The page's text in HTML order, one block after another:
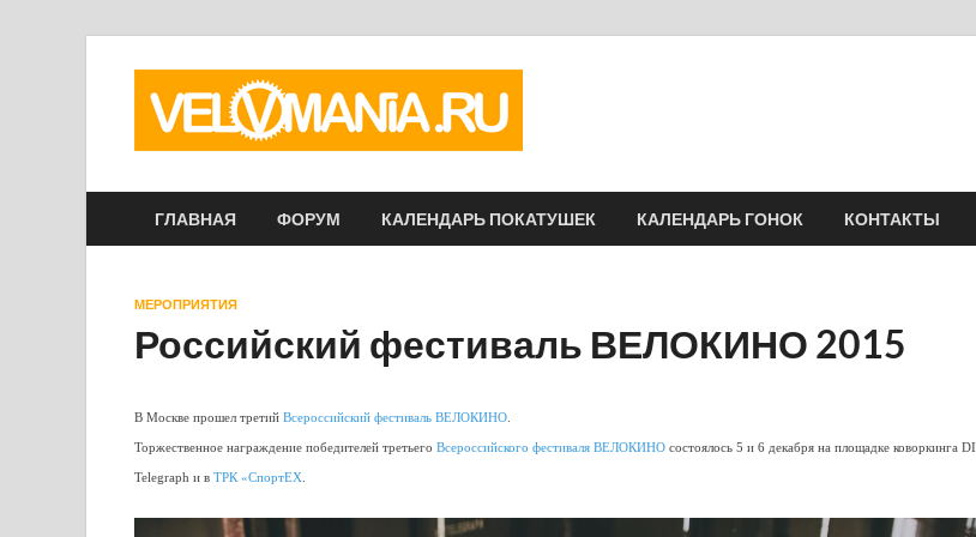
ГЛАВНАЯ ФОРУМ КАЛЕНДАРЬ ПОКАТУШЕК КАЛЕНДАРЬ ГОНОК КОНТАКТЫ
МЕРОПРИЯТИЯ
Российский фестиваль ВЕЛОКИНО 2015
В Москве прошел третий Всероссийский фестиваль ВЕЛОКИНО
Торжественное награждение победителей третьего Всероссийского фестиваля ВЕЛОКИНО состоялось 5 и 6 декабря на площадке коворкинга DI
Telegraph и в ТРК «СпортЕХ